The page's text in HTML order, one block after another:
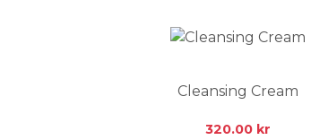
Cleansing Cream
320.00 kr